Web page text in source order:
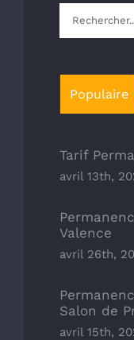
Rechercher:
Populaire
Tarif
avril 13th,
Valence
avril 26th,
Salon de
avril 15th,